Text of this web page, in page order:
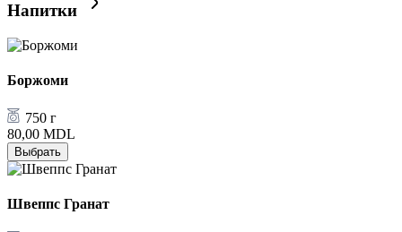
Напитки
Боржоми
750 г
80,00 MDL
Выбрать
Швеппс Гранат